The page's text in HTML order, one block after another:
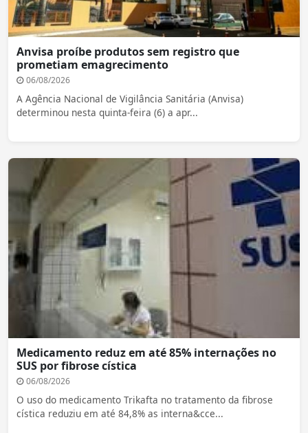
Anvisa proíbe produtos sem registro que
prometiam emagrecimento
06/08/2026
A Agência Nacional de Vigilância Sanitária (Anvisa)
determinou nesta quinta-feira (6) a apr...
Medicamento reduz em até 85% internações no
SUS por fibrose cística
06/08/2026
O uso do medicamento Trikafta no tratamento da fibrose
cística reduziu em até 84,8% as interna&cce...